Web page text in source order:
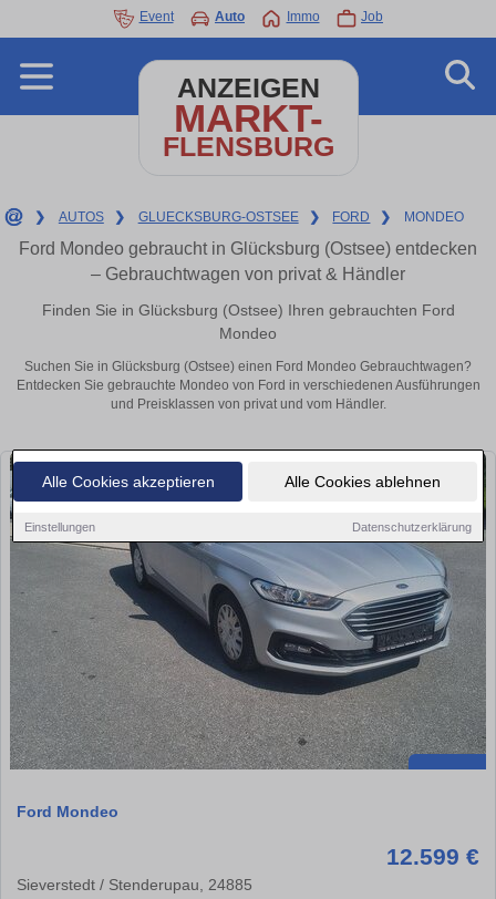
Alle Cookies akzeptieren Alle Cookies ablehnen
Einstellungen Datenschutzerklärung
Event Auto Immo Job
ANZEIGEN
MARKT-
FLENSBURG
❯ AUTOS ❯ GLUECKSBURG-OSTSEE ❯ FORD ❯ MONDEO
Ford Mondeo gebraucht in Glücksburg (Ostsee) entdecken
– Gebrauchtwagen von privat & Händler
Finden Sie in Glücksburg (Ostsee) Ihren gebrauchten Ford
Mondeo
Suchen Sie in Glücksburg (Ostsee) einen Ford Mondeo Gebrauchtwagen?
Entdecken Sie gebrauchte Mondeo von Ford in verschiedenen Ausführungen
und Preisklassen von privat und vom Händler.
Ford Mondeo
12.599 €
Sieverstedt / Stenderupau, 24885